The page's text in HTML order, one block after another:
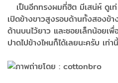
เป็นอีกทรงผมที่ฮิต​ มีเสน่ห์​ ดูเ
เปิดข้างขาวสูงรอบด้านทั้งสองข้
ด้านบนไว้ยาว​ และซอยเล็กน้อยเ
ปาดไปข้างไหนก็ได้เลยนะครับ​ เท่